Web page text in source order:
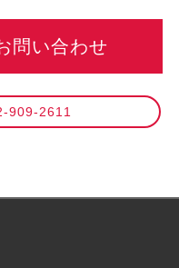
問い合わせ
909-2611